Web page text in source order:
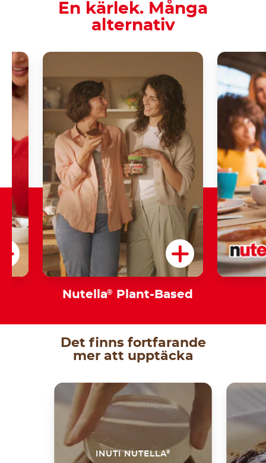
Nutella® Plant-Based
En kärlek. Många
alternativ
Det finns fortfarande
mer att upptäcka
INUTI NUTELLA®